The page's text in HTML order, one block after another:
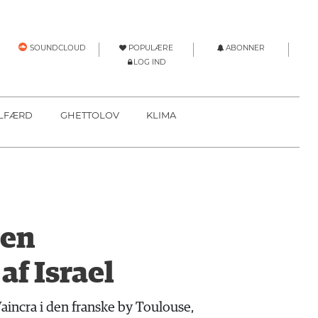
SOUNDCLOUD POPULÆRE
ABONNER
LOG IND
GHETTOLOV KLIMA
Israel
i den franske by Toulouse,